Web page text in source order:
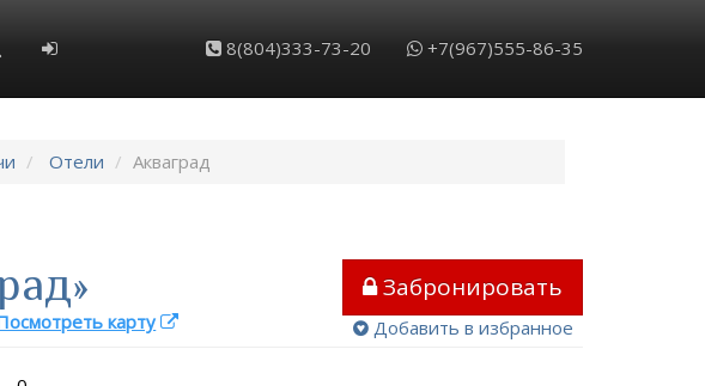
8(804)333-73-20 +7(967)555-86-35
Отели Акваград
Забронировать
Добавить в избранное
карту